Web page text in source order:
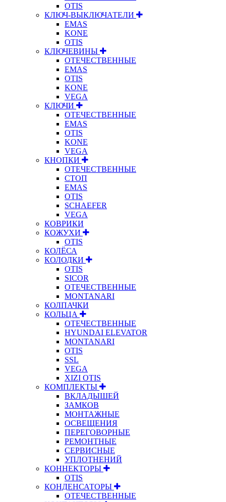
OTIS
КЛЮЧ-ВЫКЛЮЧАТЕЛИ
EMAS
KONE
OTIS
КЛЮЧЕВИНЫ
ОТЕЧЕСТВЕННЫЕ
EMAS
OTIS
KONE
VEGA
КЛЮЧИ
ОТЕЧЕСТВЕННЫЕ
EMAS
OTIS
KONE
VEGA
КНОПКИ
ОТЕЧЕСТВЕННЫЕ
СТОП
EMAS
OTIS
SCHAEFER
VEGA
КОВРИКИ
КОЖУХИ
OTIS
КОЛЁСА
КОЛОДКИ
OTIS
SICOR
ОТЕЧЕСТВЕННЫЕ
MONTANARI
КОЛПАЧКИ
КОЛЬЦА
ОТЕЧЕСТВЕННЫЕ
HYUNDAI ELEVATOR
MONTANARI
OTIS
SSL
VEGA
XIZI OTIS
КОМПЛЕКТЫ
ВКЛАДЫШЕЙ
ЗАМКОВ
МОНТАЖНЫЕ
ОСВЕЩЕНИЯ
ПЕРЕГОВОРНЫЕ
РЕМОНТНЫЕ
СЕРВИСНЫЕ
УПЛОТНЕНИЙ
КОННЕКТОРЫ
OTIS
КОНДЕНСАТОРЫ
ОТЕЧЕСТВЕННЫЕ